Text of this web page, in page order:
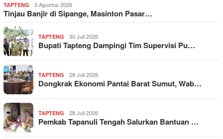
TAPTENG 3 Agustus 2026
Tinjau Banjir di Sipange, Masinton Pasar…
TAPTENG 30 Juli 2026
Bupati Tapteng Dampingi Tim Supervisi Pu…
TAPTENG 28 Juli 2026
Dongkrak Ekonomi Pantai Barat Sumut, Wab…
TAPTENG 28 Juli 2026
Pemkab Tapanuli Tengah Salurkan Bantuan …